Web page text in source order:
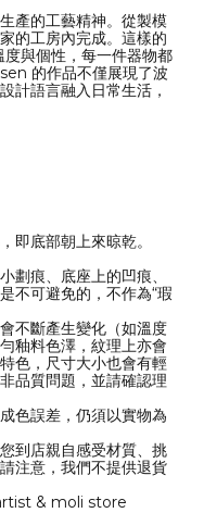
產的工藝精神。從製模
的工房內完成。這樣的
與個性，每一件器物都
的作品不僅展現了波
計語言融入日常生活，
即底部朝上來晾乾。
劃痕、底座上的凹痕、
不可避免的，不作為“瑕
不斷產生變化（如溫度
釉料色澤，紋理上亦會
色，尺寸大小也會有輕
品質問題，並請確認理
色誤差，仍須以實物為
到店親自感受材質、挑
注意，我們不提供退貨
& moli store